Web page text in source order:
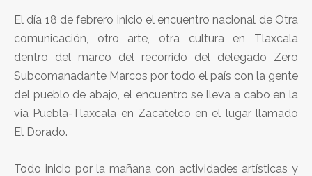
El día 18 de febrero inicio el encuentro nacional de Otra
comunicación, otro arte, otra cultura en Tlaxcala
dentro del marco del recorrido del delegado Zero
Subcomanadante Marcos por todo el país con la gente
del pueblo de abajo, el encuentro se lleva a cabo en la
via Puebla-Tlaxcala en Zacatelco en el lugar llamado
El Dorado.
Todo inicio por la mañana con actividades artísticas y